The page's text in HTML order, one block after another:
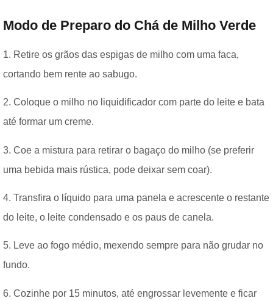
Modo de Preparo do Chá de Milho Verde
1. Retire os grãos das espigas de milho com uma faca,
cortando bem rente ao sabugo.
2. Coloque o milho no liquidificador com parte do leite e bata
até formar um creme.
3. Coe a mistura para retirar o bagaço do milho (se preferir
uma bebida mais rústica, pode deixar sem coar).
4. Transfira o líquido para uma panela e acrescente o restante
do leite, o leite condensado e os paus de canela.
5. Leve ao fogo médio, mexendo sempre para não grudar no
fundo.
6. Cozinhe por 15 minutos, até engrossar levemente e ficar